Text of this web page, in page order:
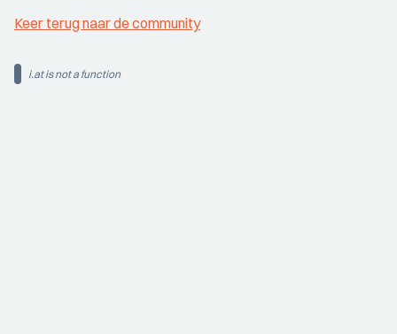
Keer terug naar de community
i.at is not a function